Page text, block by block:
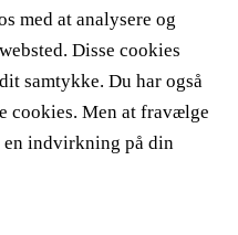
med at analysere og
Disse cookies
samtykke. Du har også
cookies. Men at fravælge
en indvirkning på din